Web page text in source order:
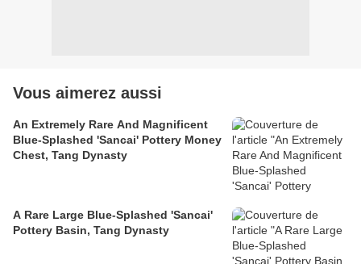
Vous aimerez aussi
An Extremely Rare And Magnificent
Blue-Splashed 'Sancai' Pottery Money
Chest, Tang Dynasty
A Rare Large Blue-Splashed 'Sancai'
Pottery Basin, Tang Dynasty